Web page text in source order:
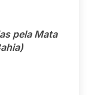
pela Mata